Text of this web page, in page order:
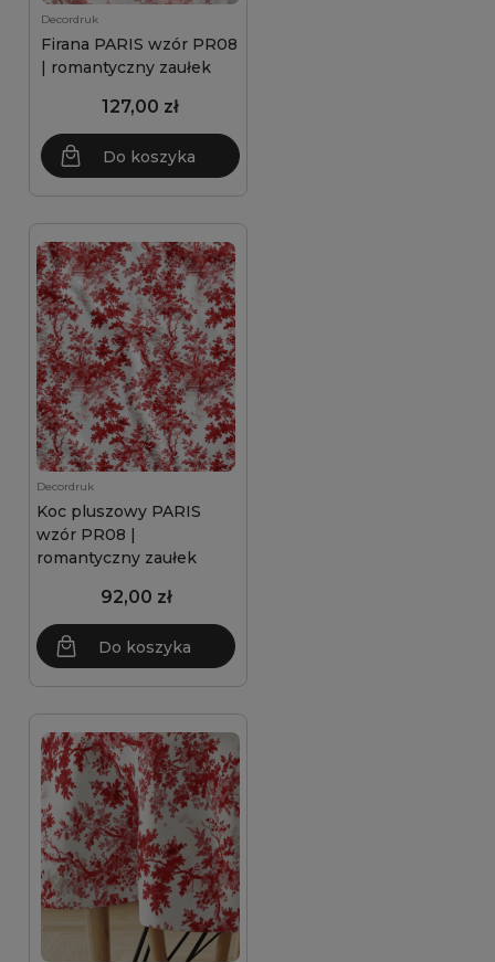
Decordruk
Firana PARIS wzór PR08
| romantyczny zaułek
127,00 zł
Do koszyka
Decordruk
Koc pluszowy PARIS
wzór PR08 |
romantyczny zaułek
92,00 zł
Do koszyka